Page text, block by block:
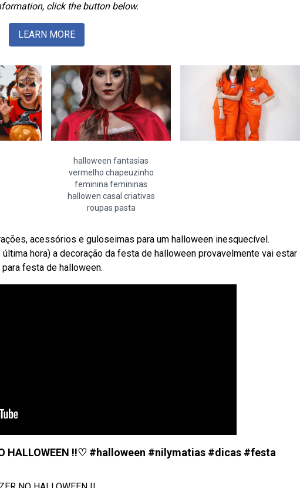
click the button below.
LEARN MORE
halloween fantasias
vermelho chapeuzinho
feminina femininas
hallowen casal criativas
roupas pasta
acessórios e guloseimas para um halloween inesquecível.
hora) a decoração da festa de halloween provavelmente vai estar
festa de halloween.
O HALLOWEEN !!♡ #halloween #nilymatias #dicas #festa